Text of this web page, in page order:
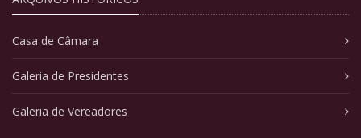
Casa de Câmara
Galeria de Presidentes
Galeria de Vereadores